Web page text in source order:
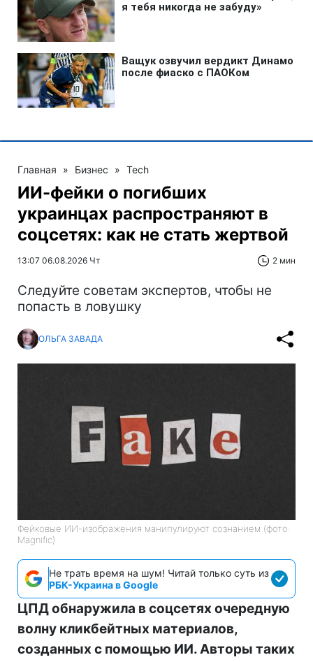
Главная » Бизнес » Tech
ИИ-фейки о погибших
украинцах распространяют в
соцсетях: как не стать жертвой
13:07 06.08.2026 Чт 2 мин
Следуйте советам экспертов, чтобы не
попасть в ловушку
ОЛЬГА ЗАВАДА
Фейковые ИИ-изображения манипулируют сознанием (фото:
Magnific)
Не трать время на шум! Читай только суть из
РБК-Украина в Google
ЦПД обнаружила в соцсетях очередную
волну кликбейтных материалов,
созданных с помощью ИИ. Авторы таких